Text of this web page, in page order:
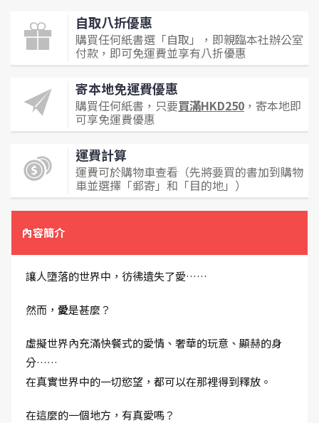
自取八折優惠
購買任何紙書選「自取」，即親臨本社辦公室
付款，即可免運費並享有八折優惠
寄本地免運費優惠
購買任何紙書，只要買滿HKD250 ，寄本地即
可享免運費優惠
運費計算
運費可於購物車查看（先將要買的書加到購物
車並選擇「郵寄」和「目的地」）
內容簡介
讓人墮落的世界中，彷彿遺失了愛……
然而， 愛是甚麼？
虛擬世界內充滿快餐式的愛情、奢華的玩意、顯赫的身
分……
在真實世界中的一切慾望，都可以在那裡得到釋放。
在這麼的一個地方，有真愛嗎？